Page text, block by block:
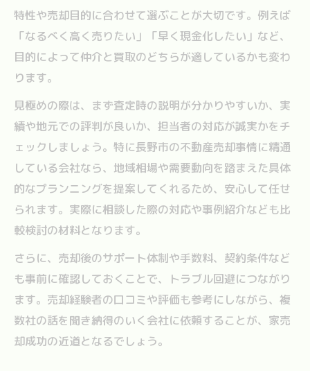
特性や売却目的に合わせて選ぶことが大切です。例えば
「なるべく高く売りたい」「早く現金化したい」など、
目的によって仲介と買取のどちらが適しているかも変わ
ります。
見極めの際は、まず査定時の説明が分かりやすいか、実
績や地元での評判が良いか、担当者の対応が誠実かをチ
ェックしましょう。特に長野市の不動産売却事情に精通
している会社なら、地域相場や需要動向を踏まえた具体
的なプランニングを提案してくれるため、安心して任せ
られます。実際に相談した際の対応や事例紹介なども比
較検討の材料となります。
さらに、売却後のサポート体制や手数料、契約条件など
も事前に確認しておくことで、トラブル回避につながり
ます。売却経験者の口コミや評価も参考にしながら、複
数社の話を聞き納得のいく会社に依頼することが、家売
却成功の近道となるでしょう。